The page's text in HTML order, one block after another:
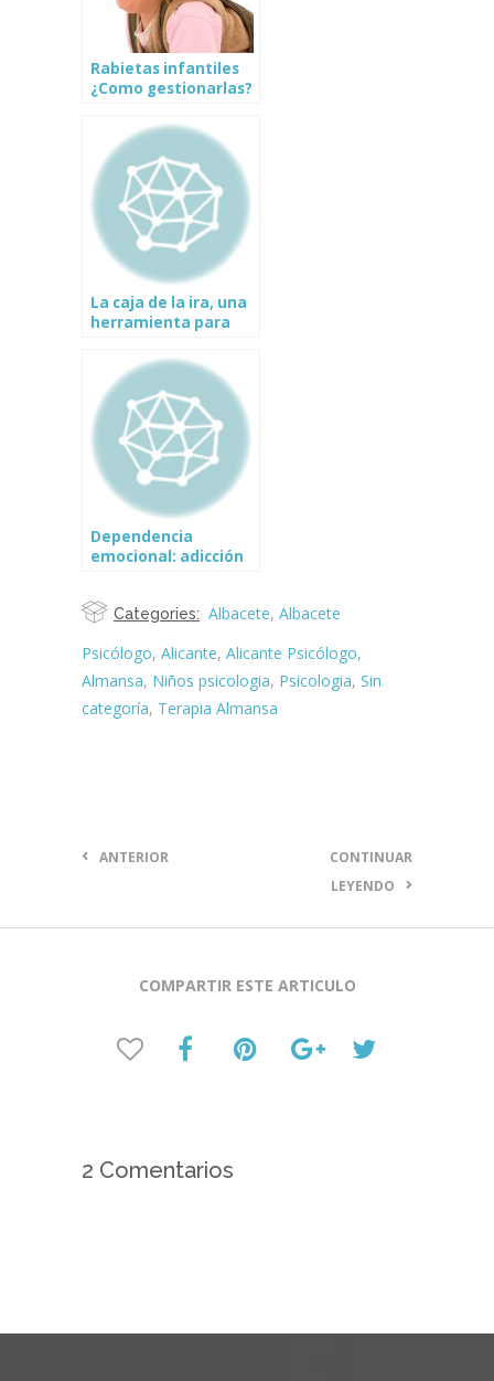
Rabietas infantiles
¿Como gestionarlas?
La caja de la ira, una
herramienta para
rabietas infantiles
Dependencia
emocional: adicción
Categories: Albacete, Albacete
Psicólogo, Alicante, Alicante Psicólogo,
Almansa, Niños psicologia, Psicologia, Sin
categoría, Terapia Almansa
ANTERIOR
CONTINUAR
LEYENDO
COMPARTIR ESTE ARTICULO
2 Comentarios